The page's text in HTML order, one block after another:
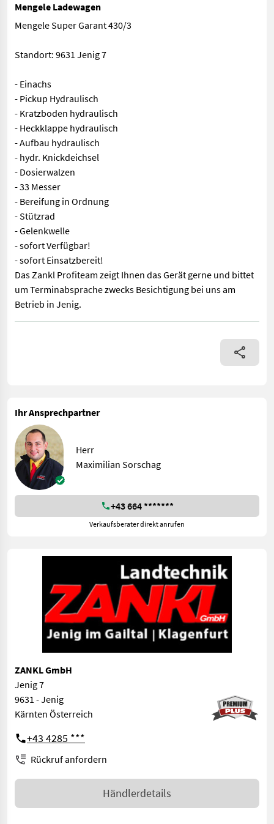
Mengele Ladewagen
Mengele Super Garant 430/3
Standort: 9631 Jenig 7
- Einachs
- Pickup Hydraulisch
- Kratzboden hydraulisch
- Heckklappe hydraulisch
- Aufbau hydraulisch
- hydr. Knickdeichsel
- Dosierwalzen
- 33 Messer
- Bereifung in Ordnung
- Stützrad
- Gelenkwelle
- sofort Verfügbar!
- sofort Einsatzbereit!
Das Zankl Profiteam zeigt Ihnen das Gerät gerne und bittet
um Terminabsprache zwecks Besichtigung bei uns am
Betrieb in Jenig.
Mengele Super Garant 430/3 Standort: 9631 Jenig 7 -
Ihr Ansprechpartner
Herr
Maximilian Sorschag
+43 664 *******
Verkaufsberater direkt anrufen
ZANKL GmbH
Jenig 7
9631 - Jenig
Kärnten Österreich
+43 4285 ***
Rückruf anfordern
Händlerdetails